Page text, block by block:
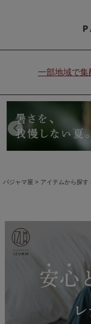
一部地域で集
パジャマ屋 アイテムから探す